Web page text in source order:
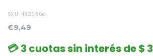
SKU: 492560a
€9,49
💳 3 cuotas sin interés de $ 3